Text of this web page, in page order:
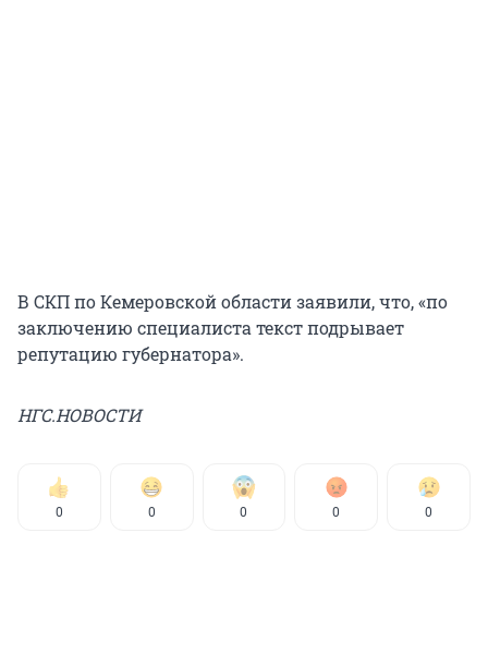
В СКП по Кемеровской области заявили, что, «по
заключению специалиста текст подрывает
репутацию губернатора».
НГС.НОВОСТИ
0 0 0 0 0